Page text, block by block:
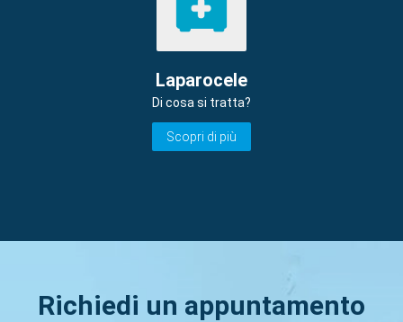
Laparocele
Di cosa si tratta?
Scopri di più
Richiedi un appuntamento